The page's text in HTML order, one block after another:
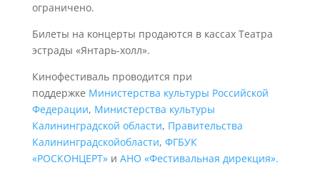
ограничено.
Билеты на концерты продаются в кассах Театра
эстрады «Янтарь-холл».
Кинофестиваль проводится при
поддержке Министерства культуры Российской
Федерации, Министерства культуры
Калининградской области, Правительства
Калининградскойобласти, ФГБУК
«РОСКОНЦЕРТ»и АНО «Фестивальная дирекция».